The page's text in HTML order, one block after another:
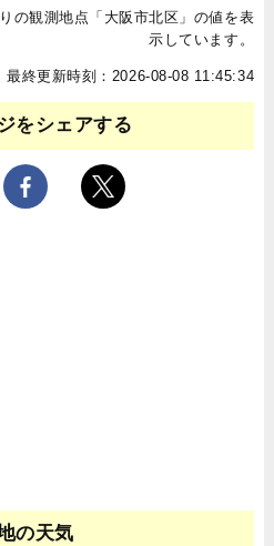
の観測地点「大阪市北区」の値を表
示しています。
最終更新時刻：2026-08-08 11:45:34
をシェアする
の天気